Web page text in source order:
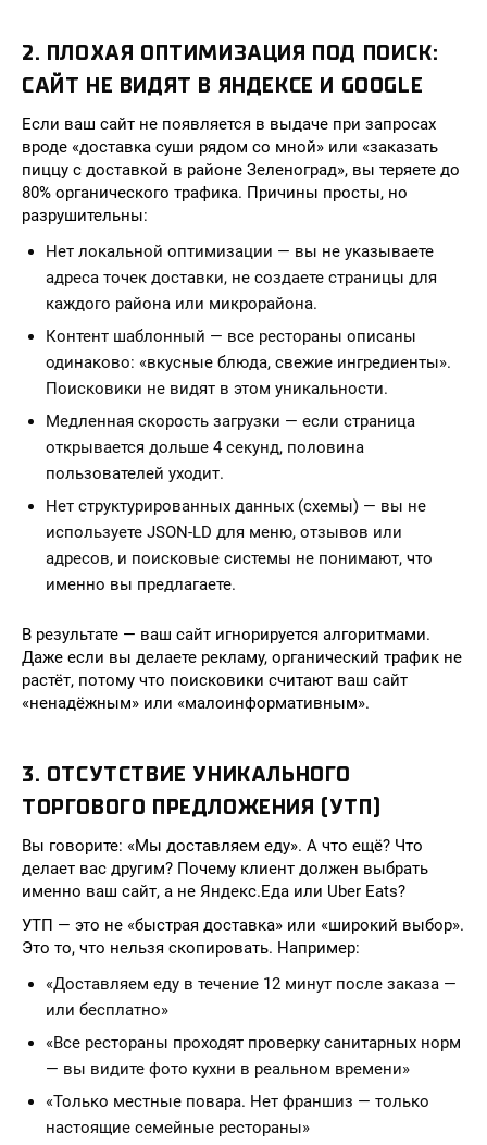
2. ПЛОХАЯ ОПТИМИЗАЦИЯ ПОД ПОИСК:
САЙТ НЕ ВИДЯТ В ЯНДЕКСЕ И GOOGLE
Если ваш сайт не появляется в выдаче при запросах
вроде «доставка суши рядом со мной» или «заказать
пиццу с доставкой в районе Зеленоград», вы теряете до
80% органического трафика. Причины просты, но
разрушительны:
Нет локальной оптимизации — вы не указываете
адреса точек доставки, не создаете страницы для
каждого района или микрорайона.
Контент шаблонный — все рестораны описаны
одинаково: «вкусные блюда, свежие ингредиенты».
Поисковики не видят в этом уникальности.
Медленная скорость загрузки — если страница
открывается дольше 4 секунд, половина
пользователей уходит.
Нет структурированных данных (схемы) — вы не
используете JSON-LD для меню, отзывов или
адресов, и поисковые системы не понимают, что
именно вы предлагаете.
В результате — ваш сайт игнорируется алгоритмами.
Даже если вы делаете рекламу, органический трафик не
растёт, потому что поисковики считают ваш сайт
«ненадёжным» или «малоинформативным».
3. ОТСУТСТВИЕ УНИКАЛЬНОГО
ТОРГОВОГО ПРЕДЛОЖЕНИЯ (УТП)
Вы говорите: «Мы доставляем еду». А что ещё? Что
делает вас другим? Почему клиент должен выбрать
именно ваш сайт, а не Яндекс.Еда или Uber Eats?
УТП — это не «быстрая доставка» или «широкий выбор».
Это то, что нельзя скопировать. Например:
«Доставляем еду в течение 12 минут после заказа —
или бесплатно»
«Все рестораны проходят проверку санитарных норм
— вы видите фото кухни в реальном времени»
«Только местные повара. Нет франшиз — только
настоящие семейные рестораны»